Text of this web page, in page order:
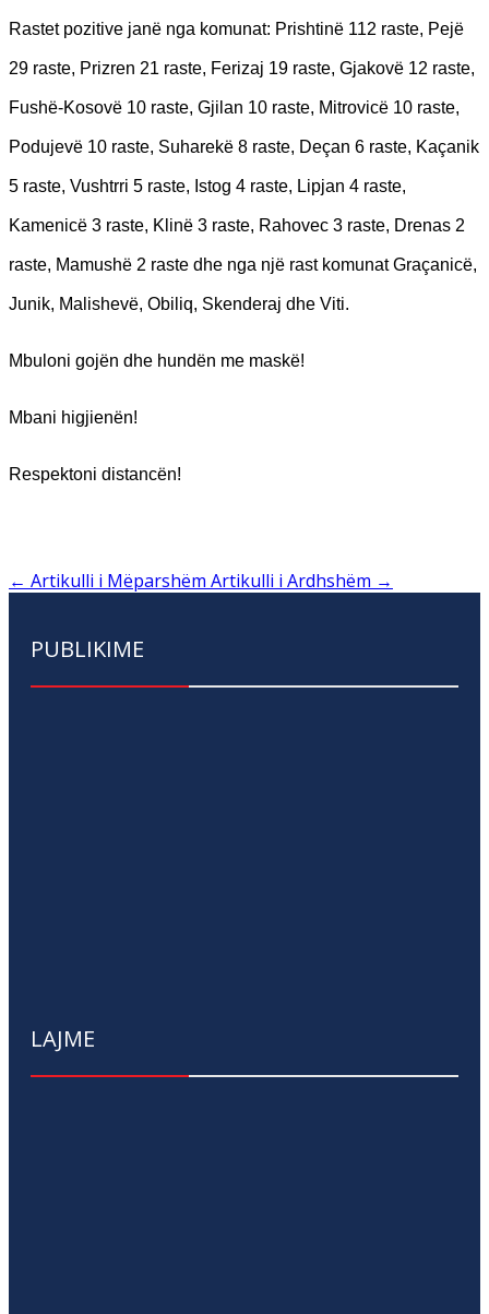
Rastet pozitive janë nga komunat: Prishtinë 112 raste, Pejë
29 raste, Prizren 21 raste, Ferizaj 19 raste, Gjakovë 12 raste,
Fushë-Kosovë 10 raste, Gjilan 10 raste, Mitrovicë 10 raste,
Podujevë 10 raste, Suharekë 8 raste, Deçan 6 raste, Kaçanik
5 raste, Vushtrri 5 raste, Istog 4 raste, Lipjan 4 raste,
Kamenicë 3 raste, Klinë 3 raste, Rahovec 3 raste, Drenas 2
raste, Mamushë 2 raste dhe nga një rast komunat Graçanicë,
Junik, Malishevë, Obiliq, Skenderaj dhe Viti.
Mbuloni gojën dhe hundën me maskë!
Mbani higjienën!
Respektoni distancën!
← Artikulli i Mëparshëm Artikulli i Ardhshëm →
PUBLIKIME
LAJME